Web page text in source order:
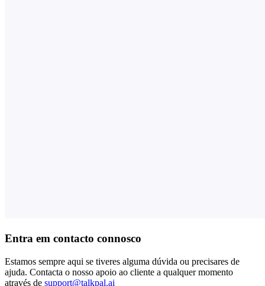
Entra em contacto connosco
Estamos sempre aqui se tiveres alguma dúvida ou precisares de
ajuda. Contacta o nosso apoio ao cliente a qualquer momento
através de support@talkpal.ai